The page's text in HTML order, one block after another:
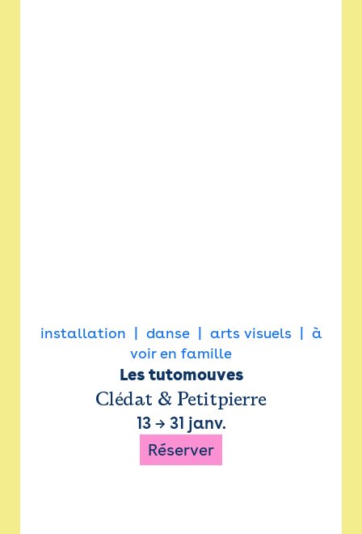
installation danse arts visuels
à
voir en famille
Les tutomouves
Clédat & Petitpierre
13→ 31 janv.
Réserver